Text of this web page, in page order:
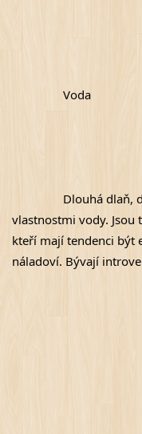
Voda
Dlouhá dlaň,
vlastnostmi vody.
kteří mají tendenci být
náladoví. Bývají